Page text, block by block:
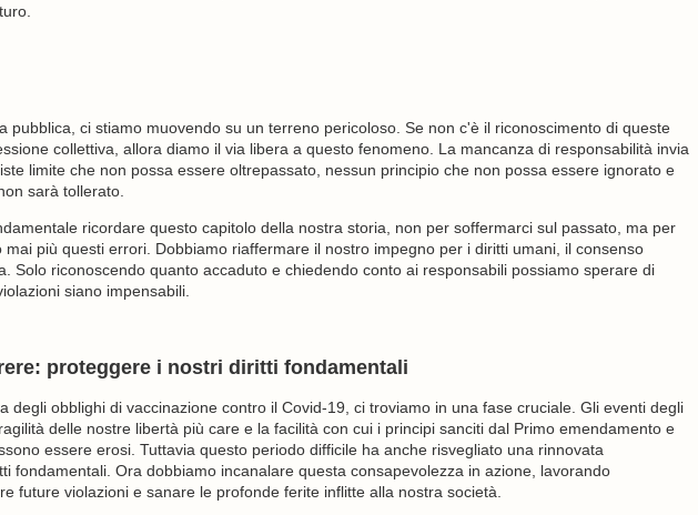
pubblica, ci stiamo muovendo su un terreno pericoloso. Se non c'è il riconoscimento di queste
collettiva, allora diamo il via libera a questo fenomeno. La mancanza di responsabilità invia
limite che non possa essere oltrepassato, nessun principio che non possa essere ignorato e
sarà tollerato.
ricordare questo capitolo della nostra storia, non per soffermarci sul passato, ma per
più questi errori. Dobbiamo riaffermare il nostro impegno per i diritti umani, il consenso
Solo riconoscendo quanto accaduto e chiedendo conto ai responsabili possiamo sperare di
siano impensabili.
proteggere i nostri diritti fondamentali
degli obblighi di vaccinazione contro il Covid-19, ci troviamo in una fase cruciale. Gli eventi degli
delle nostre libertà più care e la facilità con cui i principi sanciti dal Primo emendamento e
essere erosi. Tuttavia questo periodo difficile ha anche risvegliato una rinnovata
fondamentali. Ora dobbiamo incanalare questa consapevolezza in azione, lavorando
future violazioni e sanare le profonde ferite inflitte alla nostra società.